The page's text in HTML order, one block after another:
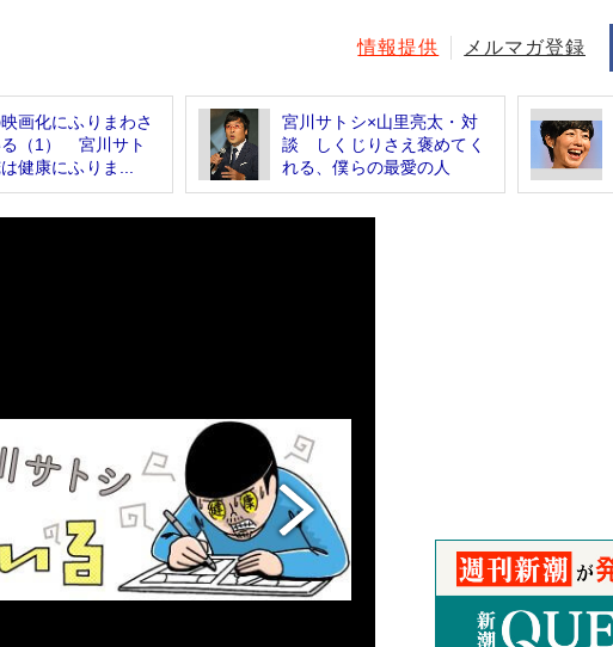
情報提供 メルマガ登録
画化にふりまわさ
（1） 宮川サト
健康にふりま...
宮川サトシ×山里亮太・対
談 しくじりさえ褒めてく
れる、僕らの最愛の人